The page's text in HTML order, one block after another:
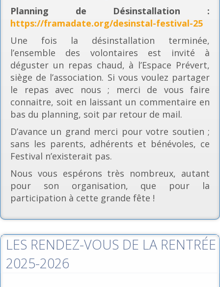
Planning de Désinstallation :
https://framadate.org/desinstal-festival-25
Une fois la désinstallation terminée,
l’ensemble des volontaires est invité à
déguster un repas chaud, à l’Espace Prévert,
siège de l’association. Si vous voulez partager
le repas avec nous ; merci de vous faire
connaitre, soit en laissant un commentaire en
bas du planning, soit par retour de mail.
D’avance un grand merci pour votre soutien ;
sans les parents, adhérents et bénévoles, ce
Festival n’existerait pas.
Nous vous espérons très nombreux, autant
pour son organisation, que pour la
participation à cette grande fête !
LES RENDEZ-VOUS DE LA RENTRÉE
2025-2026